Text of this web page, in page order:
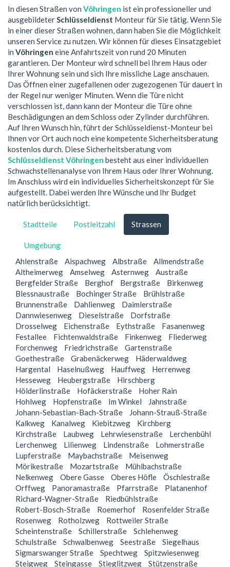
In diesen Straßen von Vöhringen ist ein professioneller und
ausgebildeterSchlüsseldienst Monteur für Sie tätig. Wenn Sie
in einer dieser Straßen wohnen, dann haben Sie die Möglichkeit
unseren Service zu nutzen. Wir können für dieses Einsatzgebiet
in Vöhringen eine Anfahrtszeit von rund 20 Minuten
garantieren. Der Monteur wird schnell bei Ihrem Haus oder
Ihrer Wohnung sein und sich Ihre missliche Lage anschauen.
Das Öffnen einer zugefallenen oder zugezogenen Tür dauert in
der Regel nur weniger Minuten. Wenn die Türe nicht
verschlossen ist, dann kann der Monteur die Türe ohne
Beschädigungen an dem Schloss oder Zylinder durchführen.
Auf Ihren Wunsch hin, führt der Schlüsseldienst-Monteur bei
Ihnen vor Ort auch noch eine kompetente Sicherheitsberatung
kostenlos durch. Diese Sicherheitsberatung vom
Schlüsseldienst Vöhringen besteht aus einer individuellen
Schwachstellenanalyse von Ihrem Haus oder Ihrer Wohnung.
Im Anschluss wird ein individuelles Sicherheitskonzept für Sie
aufgestellt. Dabei werden Ihre Wünsche und Ihr Budget
natürlich berücksichtigt.
Stadtteile Postleitzahl Strassen
Umgebung
Ahlenstraße
Aispachweg Albstraße
Allmendstraße
Altheimerweg
Amselweg Asternweg
Austraße
Bergfelder Straße
Berghof Bergstraße
Birkenweg
Blessnaustraße
Bochinger Straße
Brühlstraße
Brunnenstraße
Dahlienweg
Daimlerstraße
Dannwiesenweg
Dieselstraße
Dorfstraße
Drosselweg
Eichenstraße Eythstraße
Fasanenweg
Festallee
Fichtenwaldstraße Finkenweg
Fliederweg
Forchenweg
Friedrichstraße
Gartenstraße
Goethestraße
Grabenäckerweg
Häderwaldweg
Hargental
Haselnußweg Hauffweg
Herrenweg
Hesseweg
Heubergstraße
Hirschberg
Hölderlinstraße
Hofäckerstraße
Hoher Rain
Hohlweg
Hopfenstraße Im Winkel
Jahnstraße
Johann-Sebastian-Bach-Straße
Johann-Strauß-Straße
Kalkweg
Kanalweg Kiebitzweg
Kirchberg
Kirchstraße
Laubweg Lehrwiesenstraße
Lerchenbühl
Lerchenweg
Lilienweg Lindenstraße
Lohmerstraße
Lupferstraße
Maybachstraße
Meisenweg
Mörikestraße
Mozartstraße
Mühlbachstraße
Nelkenweg
Obere Gasse Oberes Höfle
Öschlestraße
Orffweg
Panoramastraße Pfarrstraße
Platanenhof
Richard-Wagner-Straße
Riedbühlstraße
Robert-Bosch-Straße
Roemerhof
Rosenfelder Straße
Rosenweg
Rotholzweg
Rottweiler Straße
Scheintenstraße
Schillerstraße
Schlehenweg
Schulstraße
Schwalbenweg Seestraße
Siegelhaus
Sigmarswanger Straße
Spechtweg
Spitzwiesenweg
Steigweg
Steingasse Stieglitzweg Stützenstraße